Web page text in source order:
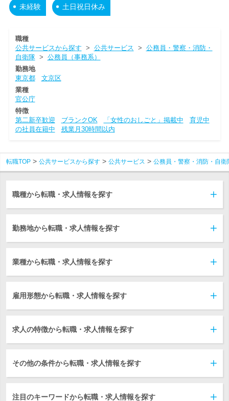
未経験 土日祝日休み
職種
公共サービスから探す > 公共サービス > 公務員・警察・消防・
自衛隊> 公務員（事務系）
勤務地
東京都
文京区
業種
官公庁
特徴
第二新卒歓迎
ブランクOK 「女性のおしごと」掲載中
育児中
の社員在籍中
残業月30時間以内
転職TOP 公共サービスから探す 公共サービス 公務員・警察・消防・自衛
職種から転職・求人情報を探す
勤務地から転職・求人情報を探す
業種から転職・求人情報を探す
雇用形態から転職・求人情報を探す
求人の特徴から転職・求人情報を探す
その他の条件から転職・求人情報を探す
注目のキーワードから転職・求人情報を探す